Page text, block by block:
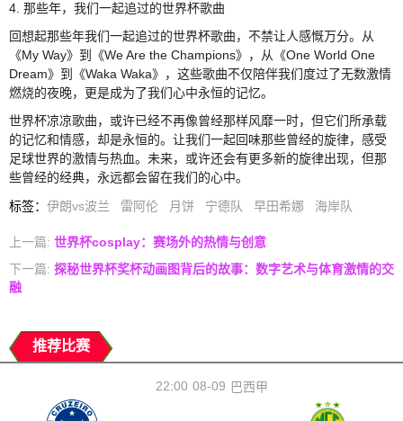
4. 那些年，我们一起追过的世界杯歌曲
回想起那些年我们一起追过的世界杯歌曲，不禁让人感慨万分。从
《My Way》到《We Are the Champions》，从《One World One
Dream》到《Waka Waka》，这些歌曲不仅陪伴我们度过了无数激情
燃烧的夜晚，更是成为了我们心中永恒的记忆。
世界杯凉凉歌曲，或许已经不再像曾经那样风靡一时，但它们所承载
的记忆和情感，却是永恒的。让我们一起回味那些曾经的旋律，感受
足球世界的激情与热血。未来，或许还会有更多新的旋律出现，但那
些曾经的经典，永远都会留在我们的心中。
标签： 伊朗vs波兰 雷阿伦 月饼 宁德队 早田希娜 海岸队
上一篇: 世界杯cosplay：赛场外的热情与创意
下一篇: 探秘世界杯奖杯动画图背后的故事：数字艺术与体育激情的交
融
推荐比赛
08-09
22:00 巴西甲